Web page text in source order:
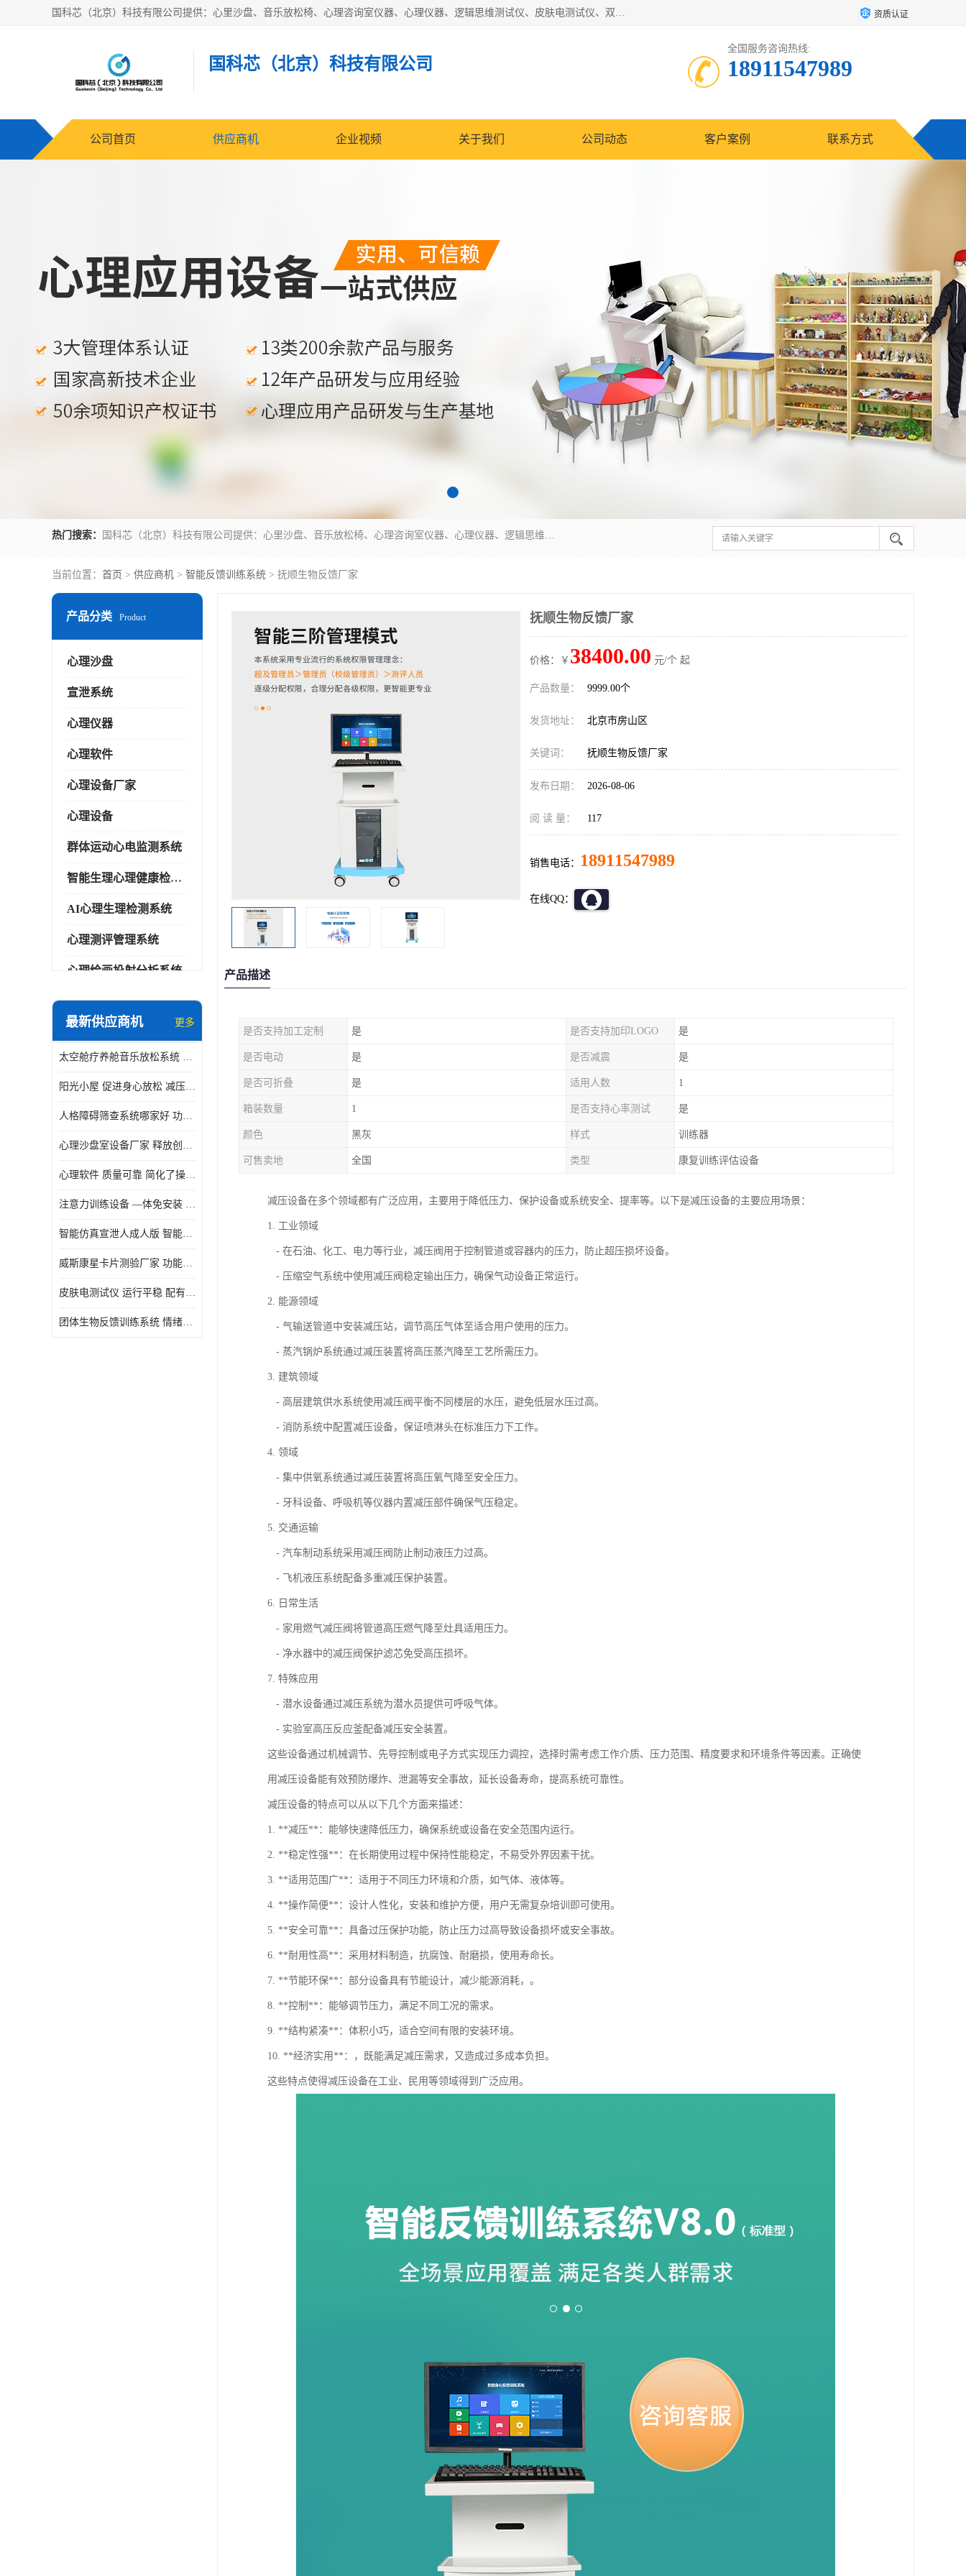
国科芯（北京）科技有限公司提供：心里沙盘、音乐放松椅、心理咨询室仪器、心理仪器、逻辑思维测试仪、皮肤电测试仪、双手协调器、双手协调测试仪、注意力集中测试仪等各种心理学仪器设备。 资质认证
国科芯（北京）科技有限公司
全国服务咨询热线:
18911547989
公司首页 供应商机 企业视频 关于我们 公司动态 客户案例 联系方式
热门搜索： 国科芯（北京）科技有限公司提供：心里沙盘、音乐放松椅、心理咨询室仪器、心理仪器、逻辑思维测试仪、皮肤电测试仪、双手协调器、双手协调测试仪、注意力集中测试仪等各种心理学仪器设备。
当前位置： 首页 > 供应商机 > 智能反馈训练系统 > 抚顺生物反馈厂家
产品分类 Product
心理沙盘
宣泄系统
心理仪器
心理软件
心理设备厂家
心理设备
群体运动心电监测系统
智能生理心理健康检测系统
AI心理生理检测系统
心理测评管理系统
心理绘画投射分析系统
可变速催眠放松催眠套件
智能反馈训练系统
便携式生物反馈仪
最新供应商机 更多
太空舱疗养舱音乐放松系统 使用方便 可实时监测
阳光小屋 促进身心放松 减压放松音乐椅
人格障碍筛查系统哪家好 功能丰富 支持多级用户管理
心理沙盘室设备厂家 释放创造力 有利于集中和加强心理注意力
心理软件 质量可靠 简化了操作的步骤
注意力训练设备 —体免安装 数据呈现方式多
智能仿真宣泄人成人版 智能化程度高 内置多种宣泄主题
威斯康星卡片测验厂家 功能丰富 应用领域广
皮肤电测试仪 运行平稳 配有内置扬声器
团体生物反馈训练系统 情绪宣泄设备 系统管理方便
抚顺生物反馈厂家
价格：￥ 38400.00 元/个 起
产品数量： 9999.00个
发货地址： 北京市房山区
关键词： 抚顺生物反馈厂家
发布日期： 2026-08-06
阅 读 量： 117
销售电话： 18911547989
在线QQ：
产品描述
是否支持加工定制 是 是否支持加印LOGO 是
是否电动 是 是否减震 是
是否可折叠 是 适用人数 1
箱装数量 1 是否支持心率测试 是
颜色 黑灰 样式 训练器
可售卖地 全国 类型 康复训练评估设备
减压设备在多个领域都有广泛应用，主要用于降低压力、保护设备或系统安全、提率等。以下是减压设备的主要应用场景：
1. 工业领域
- 在石油、化工、电力等行业，减压阀用于控制管道或容器内的压力，防止超压损坏设备。
- 压缩空气系统中使用减压阀稳定输出压力，确保气动设备正常运行。
2. 能源领域
- 气输送管道中安装减压站，调节高压气体至适合用户使用的压力。
- 蒸汽锅炉系统通过减压装置将高压蒸汽降至工艺所需压力。
3. 建筑领域
- 高层建筑供水系统使用减压阀平衡不同楼层的水压，避免低层水压过高。
- 消防系统中配置减压设备，保证喷淋头在标准压力下工作。
4. 领域
- 集中供氧系统通过减压装置将高压氧气降至安全压力。
- 牙科设备、呼吸机等仪器内置减压部件确保气压稳定。
5. 交通运输
- 汽车制动系统采用减压阀防止制动液压力过高。
- 飞机液压系统配备多重减压保护装置。
6. 日常生活
- 家用燃气减压阀将管道高压燃气降至灶具适用压力。
- 净水器中的减压阀保护滤芯免受高压损坏。
7. 特殊应用
- 潜水设备通过减压系统为潜水员提供可呼吸气体。
- 实验室高压反应釜配备减压安全装置。
这些设备通过机械调节、先导控制或电子方式实现压力调控，选择时需考虑工作介质、压力范围、精度要求和环境条件等因素。正确使
用减压设备能有效预防爆炸、泄漏等安全事故，延长设备寿命，提高系统可靠性。
减压设备的特点可以从以下几个方面来描述：
1. **减压**：能够快速降低压力，确保系统或设备在安全范围内运行。
2. **稳定性强**：在长期使用过程中保持性能稳定，不易受外界因素干扰。
3. **适用范围广**：适用于不同压力环境和介质，如气体、液体等。
4. **操作简便**：设计人性化，安装和维护方便，用户无需复杂培训即可使用。
5. **安全可靠**：具备过压保护功能，防止压力过高导致设备损坏或安全事故。
6. **耐用性高**：采用材料制造，抗腐蚀、耐磨损，使用寿命长。
7. **节能环保**：部分设备具有节能设计，减少能源消耗，。
8. **控制**：能够调节压力，满足不同工况的需求。
9. **结构紧凑**：体积小巧，适合空间有限的安装环境。
10. **经济实用**：，既能满足减压需求，又造成过多成本负担。
这些特点使得减压设备在工业、民用等领域得到广泛应用。